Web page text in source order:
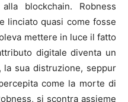
blockchain. Robness
linciato quasi come fosse
mettere in luce il fatto
digitale diventa un
sua distruzione, seppur
come la morte di
si scontra assieme